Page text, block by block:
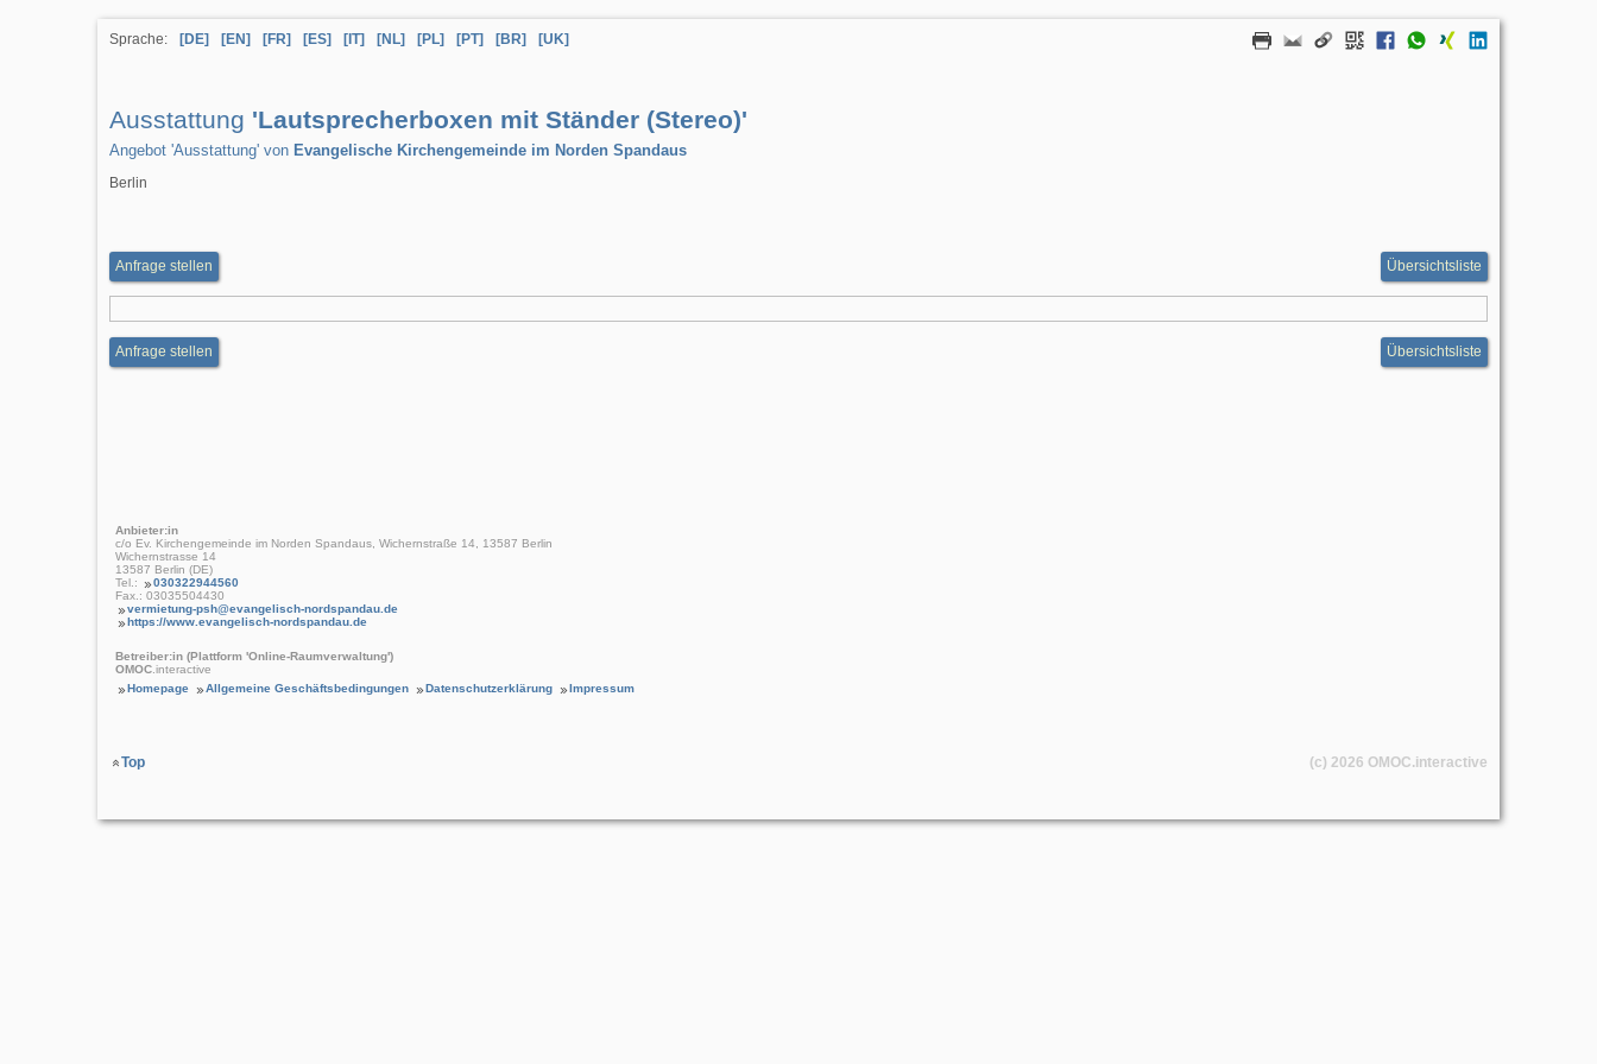
Sprache: [DE] [EN] [FR] [ES] [IT] [NL] [PL] [PT] [BR] [UK]
Ausstattung 'Lautsprecherboxen mit Ständer (Stereo)'
Angebot 'Ausstattung' von Evangelische Kirchengemeinde im Norden Spandaus
Berlin
Anfrage stellen Übersichtsliste
Anfrage stellen Übersichtsliste
Anbieter:in
c/o Ev. Kirchengemeinde im Norden Spandaus, Wichernstraße 14, 13587 Berlin
Wichernstrasse 14
13587 Berlin (DE)
Tel.:
030322944560
Fax.: 03035504430
vermietung-psh@evangelisch-nordspandau.de
https://www.evangelisch-nordspandau.de
Betreiber:in (Plattform 'Online-Raumverwaltung')
OMOC .interactive
Homepage
Allgemeine Geschäftsbedingungen Datenschutzerklärung Impressum
Top (c) 2026 OMOC.interactive